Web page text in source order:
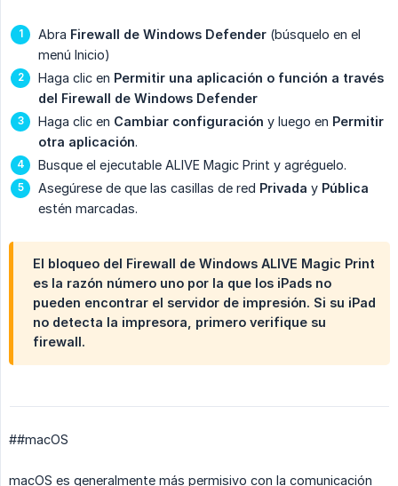
Abra Firewall de Windows Defender (búsquelo en el
menú Inicio)
Haga clic en Permitir una aplicación o función a través
del Firewall de Windows Defender
Haga clic en Cambiar configuración y luego en Permitir
otra aplicación.
Busque el ejecutable ALIVE Magic Print y agréguelo.
Asegúrese de que las casillas de red Privada y Pública
estén marcadas.
El bloqueo del Firewall de Windows ALIVE Magic Print
es la razón número uno por la que los iPads no
pueden encontrar el servidor de impresión. Si su iPad
no detecta la impresora, primero verifique su
firewall.
##macOS
macOS es generalmente más permisivo con la comunicación